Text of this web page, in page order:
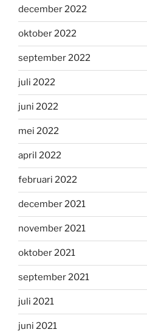
december 2022
oktober 2022
september 2022
juli 2022
juni 2022
mei 2022
april 2022
februari 2022
december 2021
november 2021
oktober 2021
september 2021
juli 2021
juni 2021